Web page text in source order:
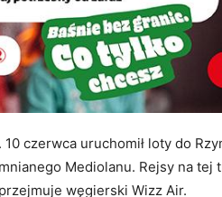
czerwca uruchomił loty do
Mediolanu. Rejsy na tej
węgierski Wizz Air.